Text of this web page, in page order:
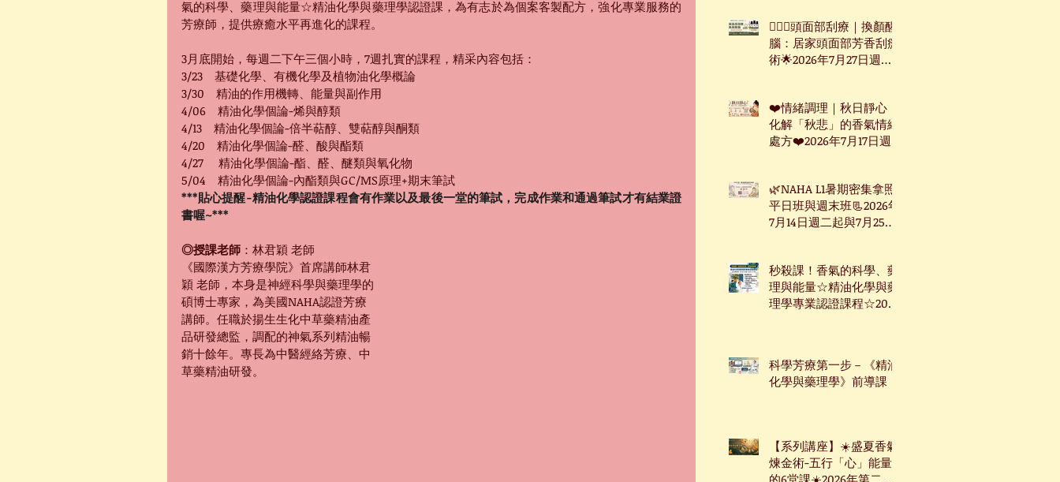
氣的科學、藥理與能量☆精油化學與藥理學認證課，為有志於為個案客製配方，強化專業服務的
芳療師，提供療癒水平再進化的課程。
3月底開始，每週二下午三個小時，7週扎實的課程，精采內容包括：
3/23　基礎化學、有機化學及植物油化學概論
3/30　精油的作用機轉、能量與副作用
4/06　精油化學個論-烯與醇類
4/13　精油化學個論-倍半萜醇、雙萜醇與酮類
4/20　精油化學個論-醛、酸與酯類
4/27 　精油化學個論-酯、醛、醚類與氧化物
5/04　精油化學個論-內酯類與GC/MS原理+期末筆試
***貼心提醒-精油化學認證課程會有作業以及最後一堂的筆試，完成作業和通過筆試才有結業證
書喔~***
◎授課老師 ：林君穎 老師
《國際漢方芳療學院》首席講師林君
穎 老師，本身是神經科學與藥理學的
碩博士專家，為美國NAHA認證芳療
講師。任職於揚生生化中草藥精油產
品研發總監，調配的神氣系列精油暢
銷十餘年。專長為中醫經絡芳療、中
草藥精油研發。
🧖🏻‍♀️頭面部刮療｜換顏醒
腦：居家頭面部芳香刮痧
術🌟2026年7月27日週一
❤️情緒調理｜秋日靜心：
化解「秋悲」的香氣情緒
處方❤️2026年7月17日週
🌿NAHA L1暑期密集拿照
平日班與週末班📃2026年
7月14日週二起與7月25日
秒殺課！香氣的科學、藥
理與能量☆精油化學與藥
理學專業認證課程☆2026
科學芳療第一步－《精油
化學與藥理學》前導課
【系列講座】☀️盛夏香氣
煉金術-五行「心」能量
的6堂課☀️2026年第二季